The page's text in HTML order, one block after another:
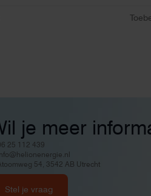
je meer
25 112 439
54, 3542 AB Utrecht
Stel je vraag